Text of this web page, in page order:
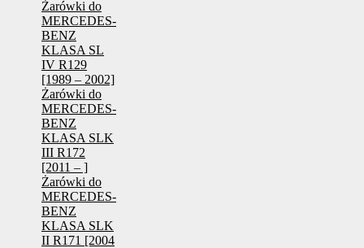
Żarówki do
MERCEDES-
BENZ
KLASA SL
IV R129
[1989 – 2002]
Żarówki do
MERCEDES-
BENZ
KLASA SLK
III R172
[2011 – ]
Żarówki do
MERCEDES-
BENZ
KLASA SLK
II R171 [2004